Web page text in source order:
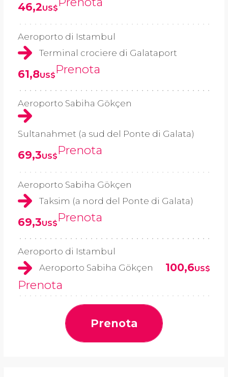
46,2US$
Aeroporto di Istambul
Terminal crociere di Galataport
61,8US$Prenota
Aeroporto Sabiha Gökçen
Sultanahmet (a sud del Ponte di Galata)
69,3US$Prenota
Aeroporto Sabiha Gökçen
Taksim (a nord del Ponte di Galata)
69,3US$Prenota
Aeroporto di Istambul
Aeroporto Sabiha Gökçen
100,6US$
Prenota
Prenota